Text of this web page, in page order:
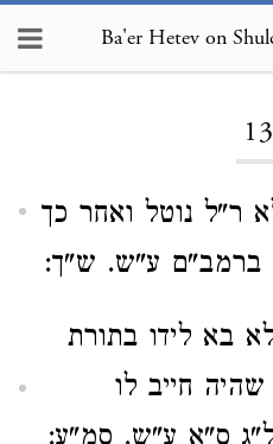
ר"ל נוטל ואחר כך
ברמב"ם ע"ש. ש"ך:
בא לידו בתורת
חייב לו